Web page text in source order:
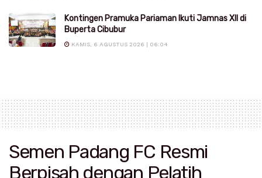
Kontingen Pramuka Pariaman Ikuti Jamnas XII di
Buperta Cibubur
KAMIS, 6 AGUSTUS 2026 | 06:04
Semen Padang FC Resmi
Berpisah dengan Pelatih